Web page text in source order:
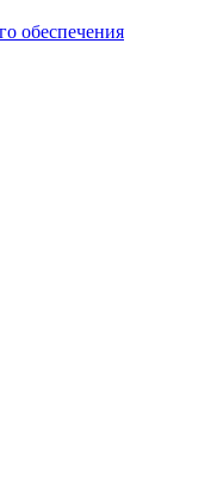
обеспечения